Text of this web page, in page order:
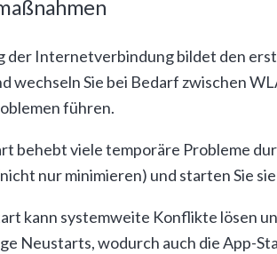
der Internetverbindung bildet den
wechseln Sie bei Bedarf zwischen
führen.
behebt viele temporäre Probleme
nur minimieren) und starten Sie
kann systemweite Konflikte lösen
Neustarts, wodurch auch die App-